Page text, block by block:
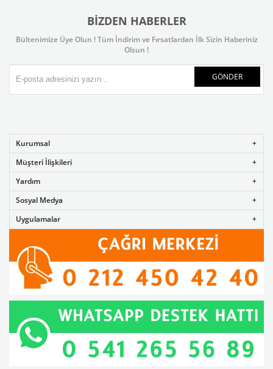
BIZDEN HABERLER
Bültenimize Üye Olun ! Tüm İndirim ve Fırsatlardan İlk Sizin Haberiniz
Olsun !
GÖNDER
Kurumsal
Müşteri İlişkileri
Yardım
Sosyal Medya
Uygulamalar